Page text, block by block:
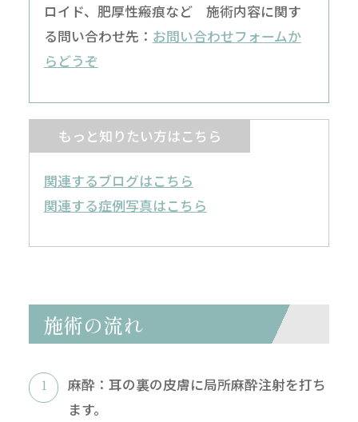
ロイド、肥厚性瘢痕など 施術内容に関す
る問い合わせ先： お問い合わせフォームか
らどうぞ
もっと知りたい方はこちら
関連するブログはこちら
関連する症例写真はこちら
施術の流れ
麻酔：耳の裏の皮膚に局所麻酔注射を打ち
ます。